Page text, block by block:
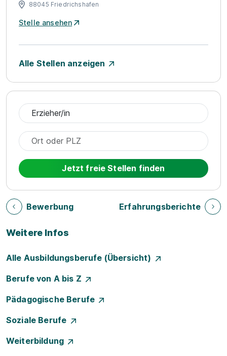
88045 Friedrichshafen
Stelle ansehen
Alle Stellen anzeigen
Jetzt freie Stellen finden
Bewerbung Erfahrungsberichte
Weitere Infos
Alle Ausbildungsberufe (Übersicht)
Berufe von A bis Z
Pädagogische Berufe
Soziale Berufe
Weiterbildung